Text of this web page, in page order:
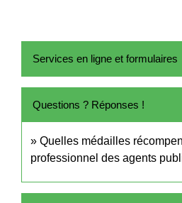
Services en ligne et formulaires
Questions ? Réponses !
Quelles médailles
professionnel des agents